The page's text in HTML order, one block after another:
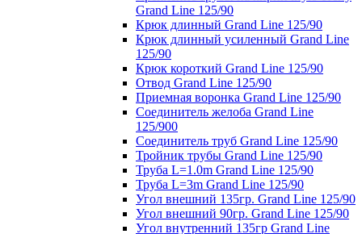
Grand Line 125/90
Крюк длинный Grand Line 125/90
Крюк длинный усиленный Grand Line
125/90
Крюк короткий Grand Line 125/90
Отвод Grand Line 125/90
Приемная воронка Grand Line 125/90
Соединитель желоба Grand Line
125/900
Соединитель труб Grand Line 125/90
Тройник трубы Grand Line 125/90
Труба L=1.0m Grand Line 125/90
Труба L=3m Grand Line 125/90
Угол внешний 135гр. Grand Line 125/90
Угол внешний 90гр. Grand Line 125/90
Угол внутренний 135гр Grand Line